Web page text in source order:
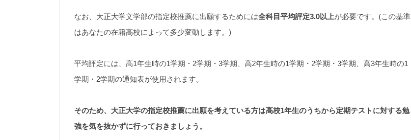
なお、大正大学文学部の指定校推薦に出願するためには全科目平均評定3.0以上が必要です。(この基準
はあなたの在籍高校によって多少変動します。)
平均評定には、高1年生時の1学期・2学期・3学期、高2年生時の1学期・2学期・3学期、高3年生時の1
学期・2学期の通知表が使用されます。
そのため、大正大学の指定校推薦に出願を考えている方は高校1年生のうちから定期テストに対する勉
強を気を抜かずに行っておきましょう。